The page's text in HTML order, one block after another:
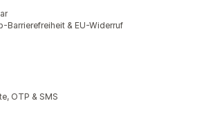
Barrierefreiheit & EU-Widerruf
OTP & SMS